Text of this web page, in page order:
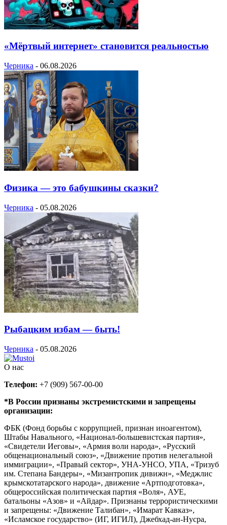
«Мёртвый интернет» становится реальностью
Черника - 06.08.2026
Физика — это бабушкины сказки?
Черника - 05.08.2026
Рыбацким избам — быть!
Черника - 05.08.2026
О нас
Телефон: +7 (909) 567-00-00
*В России признаны экстремистскими и запрещены
организации:
ФБК (Фонд борьбы с коррупцией, признан иноагентом),
Штабы Навального, «Национал-большевистская партия»,
«Свидетели Иеговы», «Армия воли народа», «Русский
общенациональный союз», «Движение против нелегальной
иммиграции», «Правый сектор», УНА-УНСО, УПА, «Тризуб
им. Степана Бандеры», «Мизантропик дивижн», «Меджлис
крымскотатарского народа», движение «Артподготовка»,
общероссийская политическая партия «Воля», АУЕ,
батальоны «Азов» и «Айдар». Признаны террористическими
и запрещены: «Движение Талибан», «Имарат Кавказ»,
«Исламское государство» (ИГ, ИГИЛ), Джебхад-ан-Нусра,